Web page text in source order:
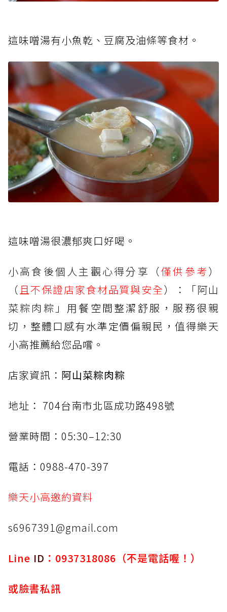
這味噌湯有小魚乾、豆腐及油條等食材。
這味噌湯很濃郁爽口好喝。
小高食後個人主觀心得分享（僅供參考）
（且不保證店家食材品質與安全）：「阿山
菜粽肉粽」 用餐空間整潔舒服，服務很親
切，整體口感有水準定價偏親民，值得樂天
小高推薦給您品嚐。
店家資訊： 阿山菜粽肉粽
地址： 704台南市北區成功路498號
營業時間：05:30–12:30
電話：0988-470-397
樂天小高邀約資料
s6967391@gmail.com
Line ID ：0937318086（不是電話喔！）
或臉書私訊